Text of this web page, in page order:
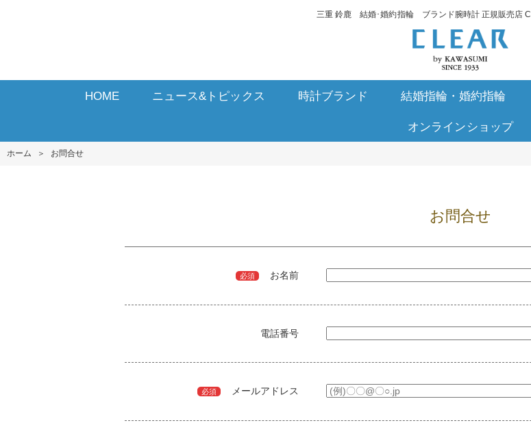
三重 鈴鹿 結婚･婚約指輪 ブランド腕時計 正規販売店
HOME ニュース&トピックス 時計ブランド 結婚指輪・婚約指輪
オンラインショップ
ホーム ＞ お問合せ
お問合せ
必須 お名前
電話番号
必須 メールアドレス